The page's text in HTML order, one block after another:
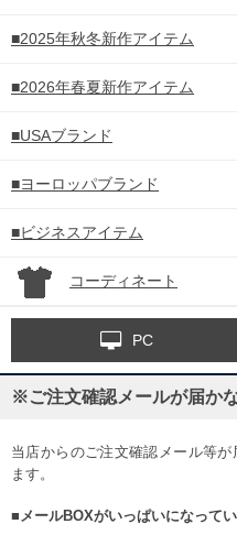
■2025年秋冬新作アイテム
■2026年春夏新作アイテム
■USAブランド
■ヨーロッパブランド
■ビジネスアイテム
コーディネート
PC
※ご注文確認メールが届か
当店からのご注文確認メール等
ます。
■メールBOXがいっぱいになってい